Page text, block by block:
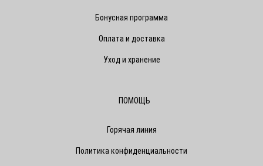
Бонусная программа
Оплата и доставка
Уход и хранение
ПОМОЩЬ
Горячая линия
Политика конфиденциальности